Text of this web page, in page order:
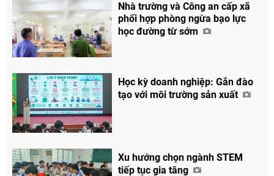
Nhà trường và Công an cấp xã
phối hợp phòng ngừa bạo lực
học đường từ sớm
Học kỳ doanh nghiệp: Gắn đào
tạo với môi trường sản xuất
Xu hướng chọn ngành STEM
tiếp tục gia tăng